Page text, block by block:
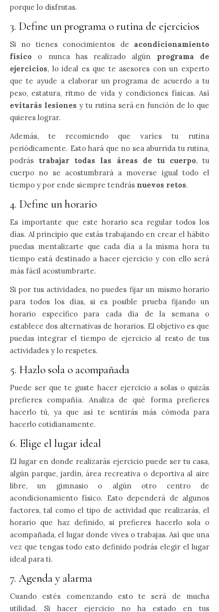
porque lo disfrutas.
3. Define un programa o rutina de ejercicios
Si no tienes conocimientos de acondicionamiento
físico o nunca has realizado algún programa de
ejercicios, lo ideal es que te asesores con un experto
que te ayude a elaborar un programa de acuerdo a tu
peso, estatura, ritmo de vida y condiciones físicas. Así
evitarás lesiones y tu rutina será en función de lo que
quieres lograr.
Además, te recomiendo que varíes tu rutina
periódicamente. Esto hará que no sea aburrida tu rutina,
podrás trabajar todas las áreas de tu cuerpo, tu
cuerpo no se acostumbrará a moverse igual todo el
tiempo y por ende siempre tendrás nuevos retos.
4. Define un horario
Es importante que este horario sea regular todos los
días. Al principio que estás trabajando en crear el hábito
puedas mentalizarte que cada día a la misma hora tu
tiempo está destinado a hacer ejercicio y con ello será
más fácil acostumbrarte.
Si por tus actividades, no puedes fijar un mismo horario
para todos los días, si es posible prueba fijando un
horario específico para cada día de la semana o
establece dos alternativas de horarios. El objetivo es que
puedas integrar el tiempo de ejercicio al resto de tus
actividades y lo respetes.
5. Hazlo sola o acompañada
Puede ser que te guste hacer ejercicio a solas o quizás
prefieres compañía. Analiza de qué forma prefieres
hacerlo tú, ya que así te sentirás más cómoda para
hacerlo cotidianamente.
6. Elige el lugar ideal
El lugar en donde realizarás ejercicio puede ser tu casa,
algún parque, jardín, área recreativa o deportiva al aire
libre, un gimnasio o algún otro centro de
acondicionamiento físico. Esto dependerá de algunos
factores, tal como el tipo de actividad que realizarás, el
horario que haz definido, si prefieres hacerlo sola o
acompañada, el lugar donde vives o trabajas. Así que una
vez que tengas todo esto definido podrás elegir el lugar
ideal para ti.
7. Agenda y alarma
Cuando estés comenzando esto te será de mucha
utilidad. Si hacer ejercicio no ha estado en tus